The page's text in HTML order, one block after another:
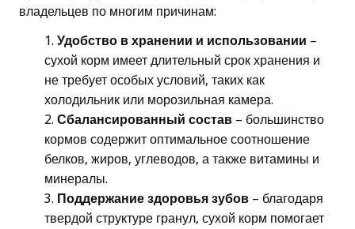
владельцев по многим причинам:
Удобство в хранении и использовании –
сухой корм имеет длительный срок хранения и
не требует особых условий, таких как
холодильник или морозильная камера.
Сбалансированный состав – большинство
кормов содержит оптимальное соотношение
белков, жиров, углеводов, а также витамины и
минералы.
Поддержание здоровья зубов – благодаря
твердой структуре гранул, сухой корм помогает